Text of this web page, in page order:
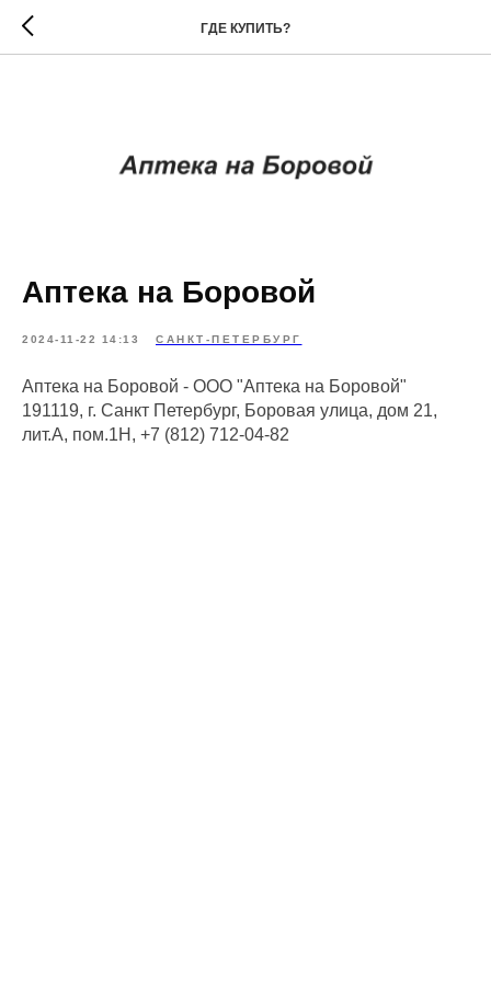
ГДЕ КУПИТЬ?
Аптека на Боровой
2024-11-22 14:13 САНКТ-ПЕТЕРБУРГ
Аптека на Боровой - ООО "Аптека на Боровой"
191119, г. Санкт Петербург, Боровая улица, дом 21,
лит.А, пом.1Н, +7 (812) 712-04-82